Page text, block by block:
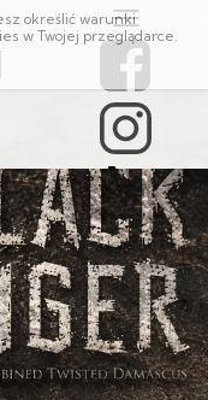
określić warunki
w Twojej przeglądarce.